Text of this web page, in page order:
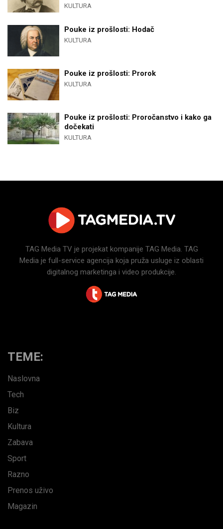
KULTURA
Pouke iz prošlosti: Hodač
KULTURA
Pouke iz prošlosti: Prorok
KULTURA
Pouke iz prošlosti: Proročanstvo i kako ga
dočekati
KULTURA
TAG Media TV je projekat kompanije TAG Media. TAG
Media je full-service agencija koja pruža usluge iz oblasti
digitalnog marketinga i video produkcije.
TEME:
Naslovna
Tech
Biz
Kultura
Zabava
Sport
Razno
Prenos uživo
Magazin